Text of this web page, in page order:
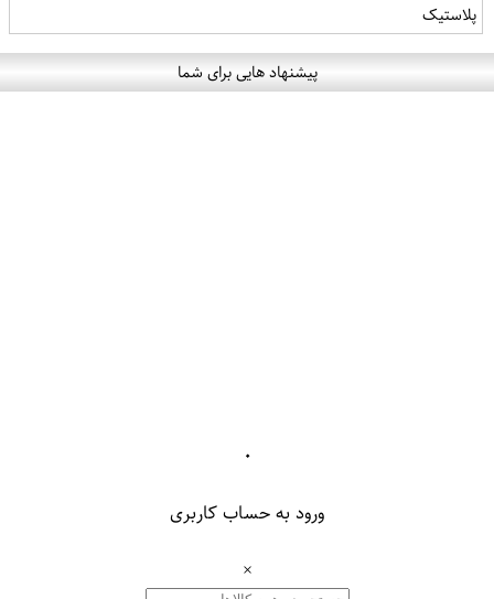
پلاستیک
پیشنهاد هایی برای شما
۰
ورود به حساب کاربری
×